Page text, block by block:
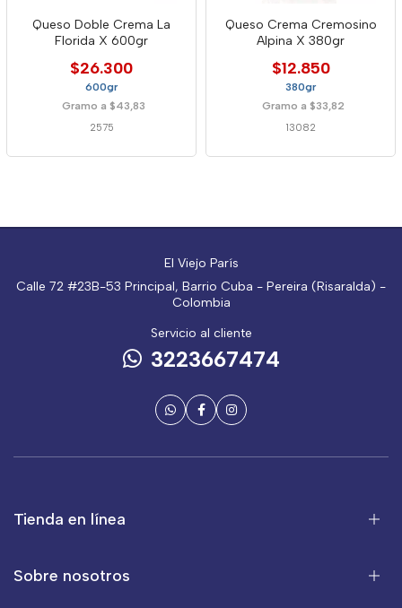
Queso Doble Crema La
Florida X 600gr
$26.300
600gr
Gramo a $43,83
2575
Queso Crema Cremosino
Alpina X 380gr
$12.850
380gr
Gramo a $33,82
13082
El Viejo París
Calle 72 #23B-53 Principal, Barrio Cuba - Pereira (Risaralda) -
Colombia
Servicio al cliente
3223667474
Tienda en línea
Sobre nosotros